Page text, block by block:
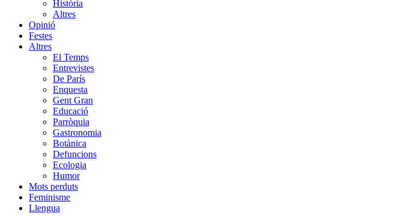
Història
Altres
Opinió
Festes
Altres
El Temps
Entrevistes
De París
Enquesta
Gent Gran
Educació
Parròquia
Gastronomia
Botànica
Defuncions
Ecologia
Humor
Mots perduts
Feminisme
Llengua